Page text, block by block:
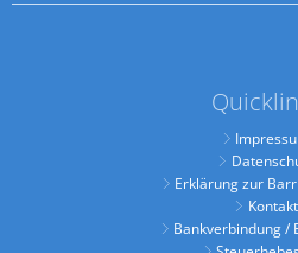
Erklärung zur
Kontakt
Bankverbindung /